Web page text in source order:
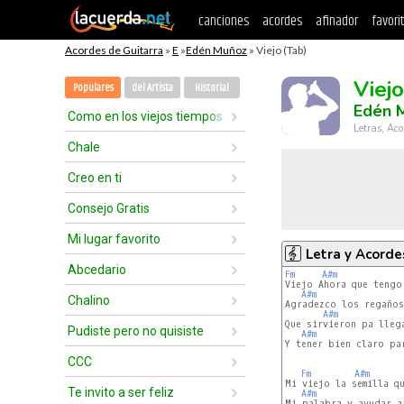
canciones acordes afinador
Acordes de Guitarra » E »Edén Muñoz » Viejo (Tab)
Populares del Artista Historial
Como en los viejos tiempos
Chale
Creo en ti
Consejo Gratis
Mi lugar favorito
Abcedario
Chalino
Pudiste pero no quisiste
CCC
Te invito a ser feliz
Viejo
Edén
Letras,
Letra y
Fm A#m
Viejo Ahora que
A#m
Agradezco los
A#m
Que sirvieron pa
A#m
Y tener bien claro
Fm A#m
Mi viejo la semilla
A#m